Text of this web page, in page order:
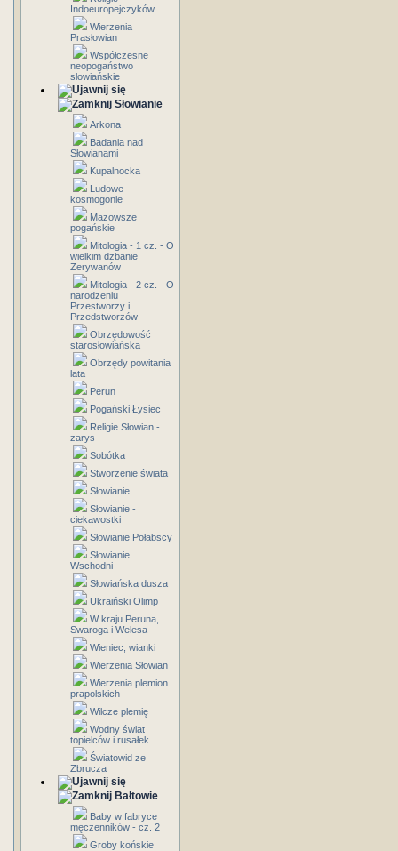
Indoeuropejczyków
Wierzenia
Prasłowian
Współczesne
neopogaństwo
słowiańskie
Słowianie
Arkona
Badania nad
Słowianami
Kupalnocka
Ludowe
kosmogonie
Mazowsze
pogańskie
Mitologia - 1 cz. - O
wielkim dzbanie
Zerywanów
Mitologia - 2 cz. - O
narodzeniu
Przestworzy i
Przedstworzów
Obrzędowość
starosłowiańska
Obrzędy powitania
lata
Perun
Pogański Łysiec
Religie Słowian -
zarys
Sobótka
Stworzenie świata
Słowianie
Słowianie -
ciekawostki
Słowianie Połabscy
Słowianie
Wschodni
Słowiańska dusza
Ukraiński Olimp
W kraju Peruna,
Swaroga i Welesa
Wieniec, wianki
Wierzenia Słowian
Wierzenia plemion
prapolskich
Wilcze plemię
Wodny świat
topielców i rusałek
Światowid ze
Zbrucza
Bałtowie
Baby w fabryce
męczenników - cz. 2
Groby końskie